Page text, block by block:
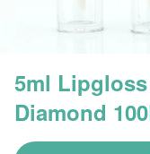
5ml
Diamond